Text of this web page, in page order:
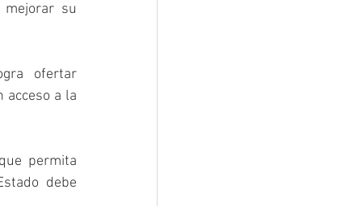
su
ofertar
acceso a la
permita
debe